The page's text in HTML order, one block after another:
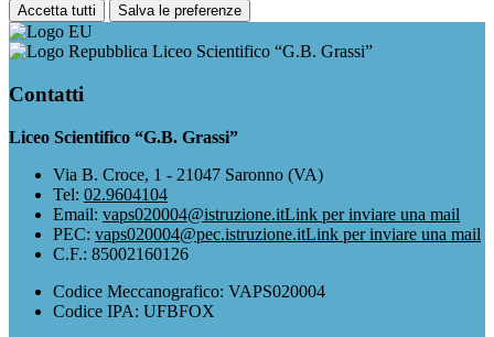
Accetta tutti Salva le preferenze
Liceo Scientifico “G.B. Grassi”
Contatti
Liceo Scientifico “G.B. Grassi”
Via B. Croce, 1 - 21047 Saronno (VA)
Tel: 02.9604104
Email: vaps020004@istruzione.itLink per inviare una mail
PEC: vaps020004@pec.istruzione.itLink per inviare una mail
C.F.: 85002160126
Codice Meccanografico: VAPS020004
Codice IPA: UFBFOX